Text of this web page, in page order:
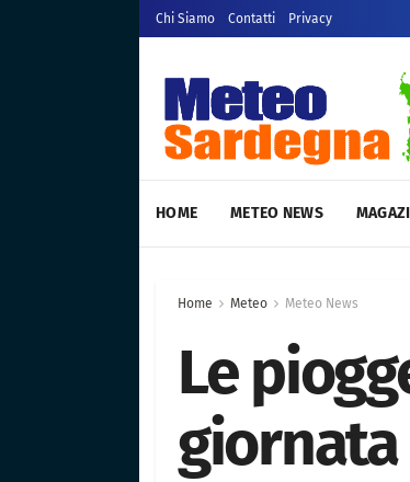
Chi Siamo Contatti Privacy
HOME METEO NEWS
Home Meteo Meteo News
Le